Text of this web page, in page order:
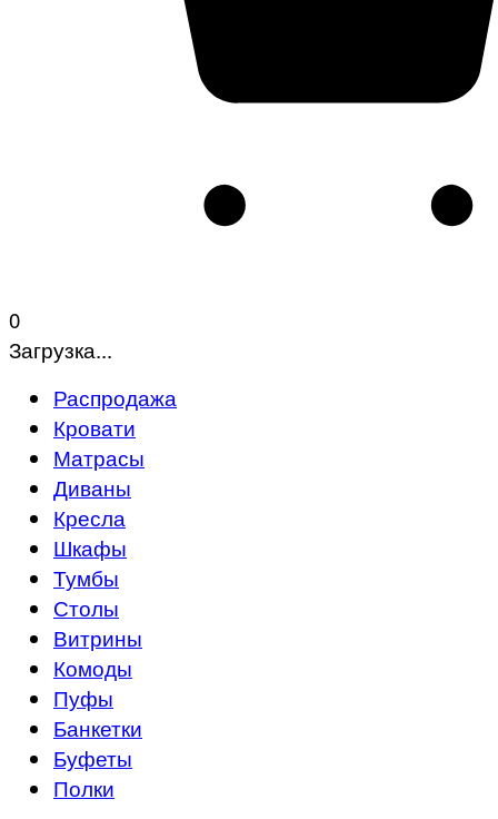
0
Загрузка...
Распродажа
Кровати
Матрасы
Диваны
Кресла
Шкафы
Тумбы
Столы
Витрины
Комоды
Пуфы
Банкетки
Буфеты
Полки